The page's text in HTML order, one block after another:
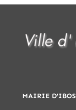
MAIRIE D'IBOS